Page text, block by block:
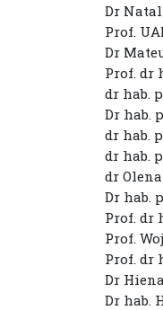
Dr
Prof.
Dr
Prof. dr
dr hab.
Dr hab.
dr hab.
dr hab.
dr
Dr hab.
Prof. dr
Prof.
Prof. dr
Dr
Dr hab.